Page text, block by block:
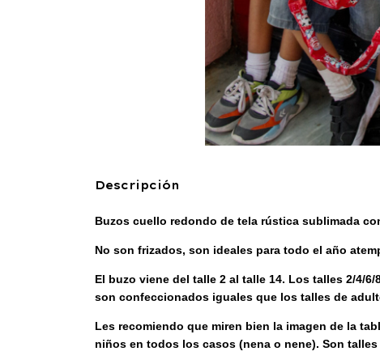
Descripción
Buzos cuello redondo de tela rústica sublimada
No son frizados, son ideales para todo el año
El buzo viene del talle 2 al talle 14. Los talles 2/4/
son confeccionados iguales que los talles de
Les recomiendo que miren bien la imagen de la
niños en todos los casos (nena o nene). Son